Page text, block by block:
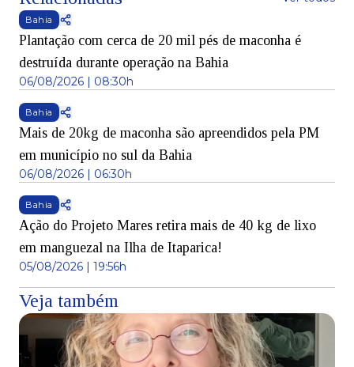
Bahia
Plantação com cerca de 20 mil pés de maconha é
destruída durante operação na Bahia
06/08/2026 | 08:30h
Bahia
Mais de 20kg de maconha são apreendidos pela PM
em município no sul da Bahia
06/08/2026 | 06:30h
Bahia
Ação do Projeto Mares retira mais de 40 kg de lixo
em manguezal na Ilha de Itaparica!
05/08/2026 | 19:56h
Veja também